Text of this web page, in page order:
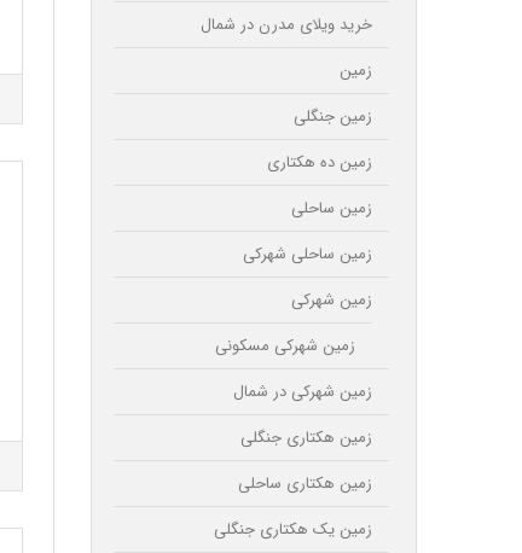
خرید ویلای مدرن در شمال
زمین
زمین جنگلی
زمین ده هکتاری
زمین ساحلی
زمین ساحلی شهرکی
زمین شهرکی
زمین شهرکی مسکونی
زمین شهرکی در شمال
زمین هکتاری جنگلی
زمین هکتاری ساحلی
زمین یک هکتاری جنگلی